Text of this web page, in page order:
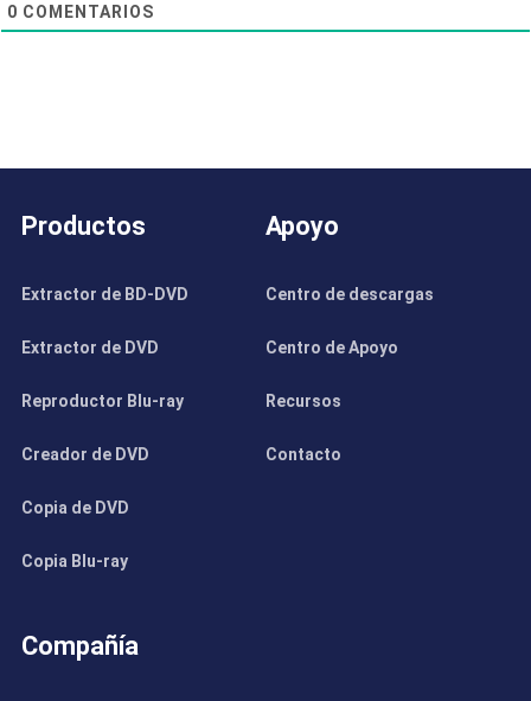
0 COMENTARIOS
Productos
Extractor de BD-DVD
Extractor de DVD
Reproductor Blu-ray
Creador de DVD
Copia de DVD
Copia Blu-ray
Apoyo
Centro de descargas
Centro de Apoyo
Recursos
Contacto
Compañía